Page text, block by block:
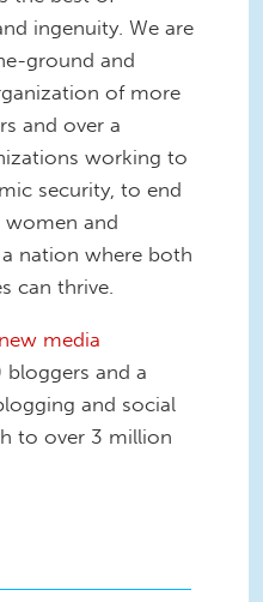
ingenuity. We are
ground and
of more
and over a
working to
security, to end
women and
nation where both
can thrive.
new media
and a
and social
to over 3 million